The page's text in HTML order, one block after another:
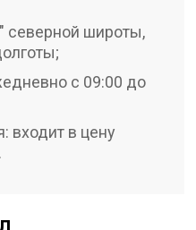
северной широты,
с 09:00 до
входит в цену